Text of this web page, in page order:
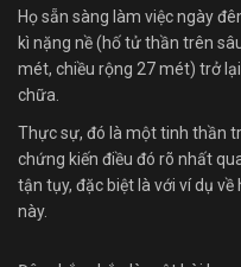
Họ sẵn sàng làm việc ngày
kì nặng nề (hố tử thần trên
mét, chiều rộng 27 mét) trở
chữa.
Thực sự, đó là một tinh thần
chứng kiến điều đó rõ nhất
tận tụy, đặc biệt là với ví dụ
này.